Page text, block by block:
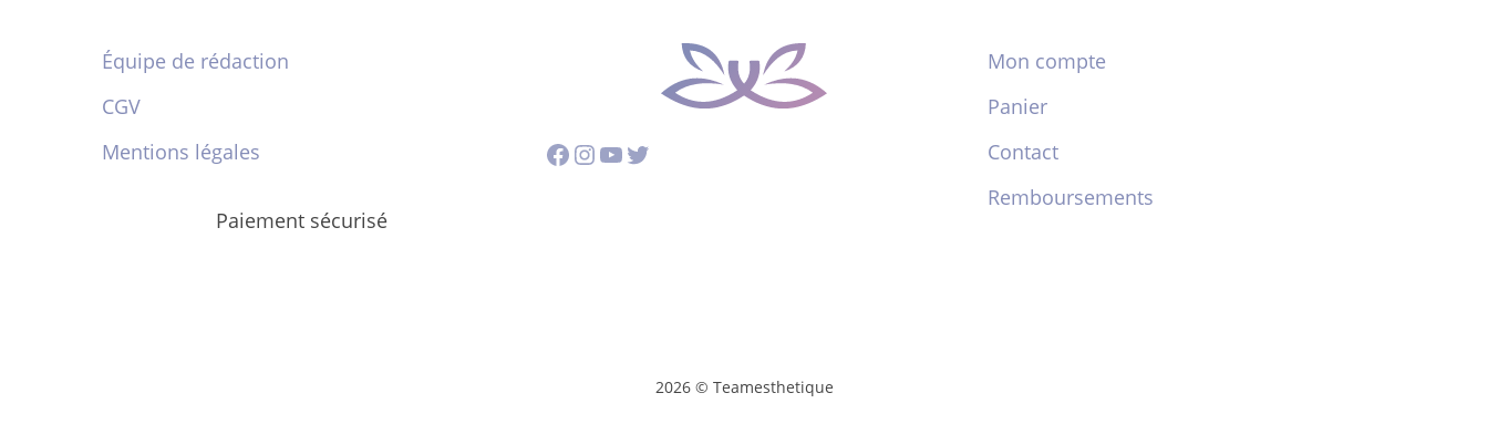
Équipe de rédaction
CGV
Mentions légales
Paiement sécurisé
Facebook
Instagram
YouTube
Twitter
Mon compte
Panier
Contact
Remboursements
2026 © Teamesthetique